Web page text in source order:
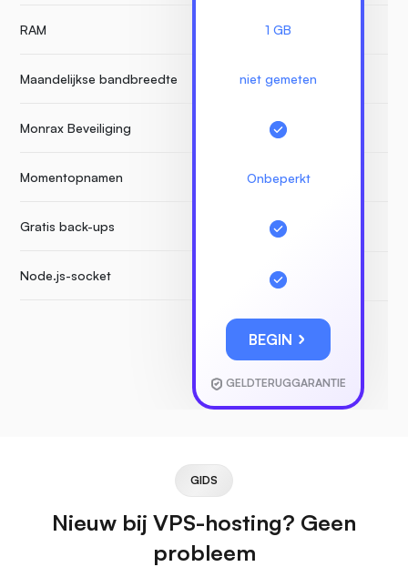
RAM
Maandelijkse bandbreedte
Monrax Beveiliging
Momentopnamen
Gratis back-ups
Node.js-socket
1 GB
niet gemeten
Onbeperkt
BEGIN
GELDTERUGGARANTIE
GIDS
Nieuw bij VPS-hosting? Geen
probleem